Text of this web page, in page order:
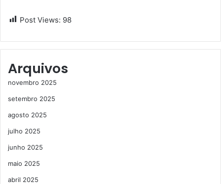
Post Views: 98
Arquivos
novembro 2025
setembro 2025
agosto 2025
julho 2025
junho 2025
maio 2025
abril 2025